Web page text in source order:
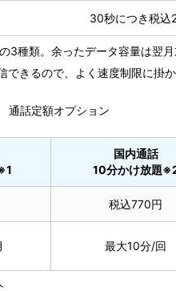
30秒につき税込
3種類。余ったデータ容量は翌
きるので、よく速度制限に掛か
通話定額オプション
国内通話
10分かけ放題
税込770円
最大10分/回